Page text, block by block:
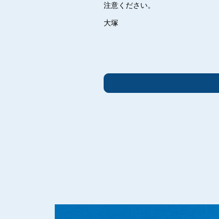
注意ください。
大塚